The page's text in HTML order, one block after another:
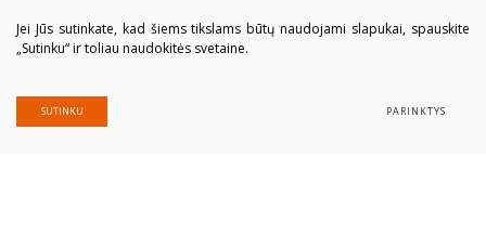
Jei Jūs sutinkate, kad šiems tikslams būtų naudojami slapukai, spauskite
„Sutinku“ ir toliau naudokitės svetaine.
SUTINKU PARINKTYS